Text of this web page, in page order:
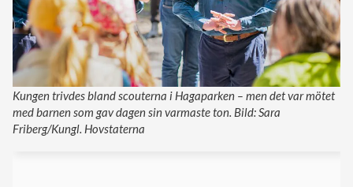
Kungen trivdes bland scouterna i Hagaparken – men det var mötet
med barnen som gav dagen sin varmaste ton. Bild: Sara
Friberg/Kungl. Hovstaterna